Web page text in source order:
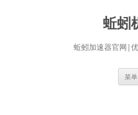
蚯蚓
蚯蚓加速器官网|
菜单